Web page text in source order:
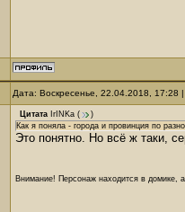
Дата: Воскресенье, 22.04.2018,
Цитата IrINKa (
)
Как я поняла - города и провинция по
Это понятно. Но всё ж таки,
Внимание! Персонаж находится в домике,